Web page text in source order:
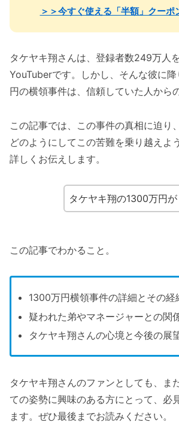
＞＞今すぐ使える「半額」クーポ
タケヤキ翔さんは、登録者数249万人
YouTuberです。しかし、そんな彼に
円の横領事件は、信頼していた人から
この記事では、この事件の真相に迫り
どのようにしてこの苦難を乗り越えよ
詳しくお伝えします。
タケヤキ翔の1300万円が
この記事でわかること。
1300万円横領事件の詳細とその経
疑われた弟やマネージャーとの関
タケヤキ翔さんの心境と今後の展
タケヤキ翔さんのファンとしても、ま
ての姿勢に興味のある方にとって、必
ます。ぜひ最後までお読みください。